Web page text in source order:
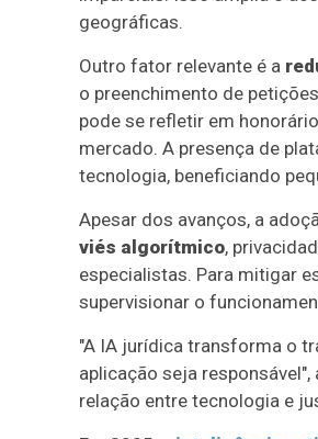
geográficas.
Outro fator relevante é a
o preenchimento de
pode se refletir em
mercado. A presença de
tecnologia, beneficiando
Apesar dos avanços, a
viés algorítmico,
especialistas. Para mitigar
supervisionar o
"A IA jurídica transforma o
aplicação seja
relação entre tecnologia e